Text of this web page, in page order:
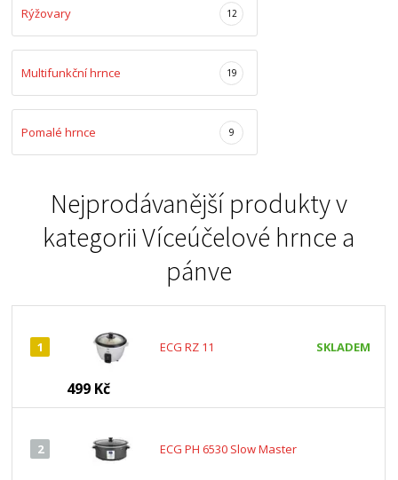
Rýžovary 12
Multifunkční hrnce 19
Pomalé hrnce 9
Nejprodávanější produkty v
kategoriiVíceúčelové hrnce a
pánve
1 ECG RZ 11 SKLADEM
499 Kč
2 ECG PH 6530 Slow Master